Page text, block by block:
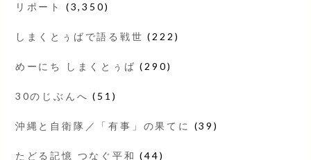
リポート (3,350)
しまくとぅばで語る戦世 (222)
めーにち しまくとぅば (290)
30のじぶんへ (51)
沖縄と自衛隊／「有事」の果てに (39)
たどる記憶 つなぐ平和 (44)